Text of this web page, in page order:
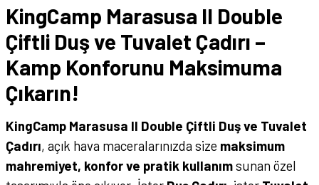
KingCamp Marasusa II Double
Çiftli Duş ve Tuvalet Çadırı –
Kamp Konforunu Maksimuma
Çıkarın!
KingCamp Marasusa II Double Çiftli Duş ve Tuvalet
Çadırı, açık hava maceralarınızda size maksimum
mahremiyet, konfor ve pratik kullanımsunan özel